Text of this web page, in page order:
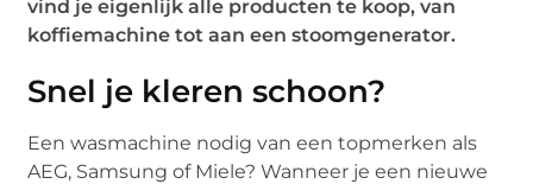
vind je eigenlijk alle producten te koop, van
koffiemachine tot aan een stoomgenerator.
Snel je kleren schoon?
Een wasmachine nodig van een topmerken als
AEG, Samsung of Miele? Wanneer je een nieuwe